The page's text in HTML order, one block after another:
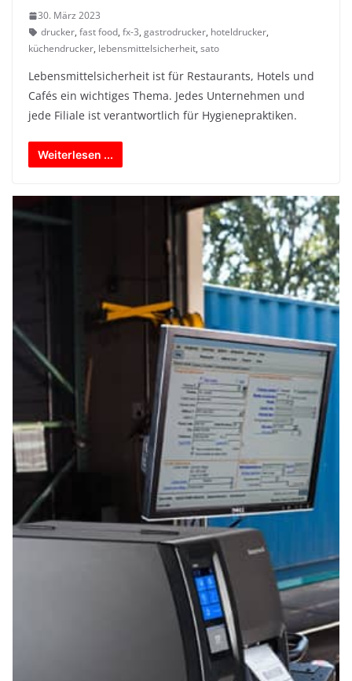
30. März 2023
drucker, fast food, fx-3, gastrodrucker, hoteldrucker,
küchendrucker, lebensmittelsicherheit, sato
Lebensmittelsicherheit ist für Restaurants, Hotels und
Cafés ein wichtiges Thema. Jedes Unternehmen und
jede Filiale ist verantwortlich für Hygienepraktiken.
Weiterlesen ...